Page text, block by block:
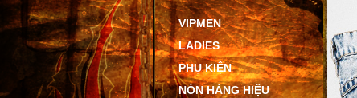
VIPMEN
LADIES
PHỤ KIỆN
NÓN HÀNG HIỆU